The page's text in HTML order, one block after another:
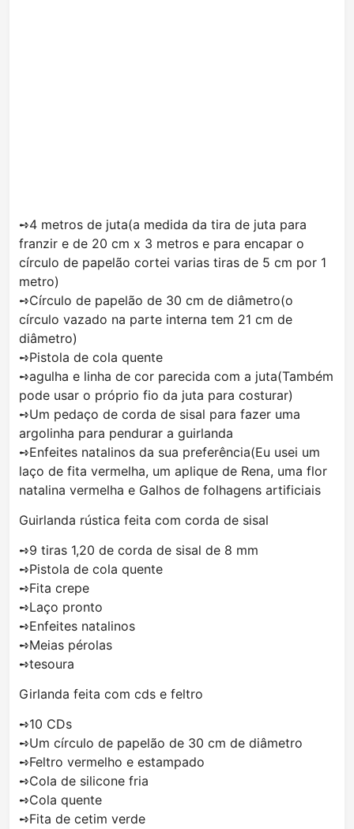
➺4 metros de juta(a medida da tira de juta para
franzir e de 20 cm x 3 metros e para encapar o
círculo de papelão cortei varias tiras de 5 cm por 1
metro)
➺Círculo de papelão de 30 cm de diâmetro(o
círculo vazado na parte interna tem 21 cm de
diâmetro)
➺Pistola de cola quente
➺agulha e linha de cor parecida com a juta(Também
pode usar o próprio fio da juta para costurar)
➺Um pedaço de corda de sisal para fazer uma
argolinha para pendurar a guirlanda
➺Enfeites natalinos da sua preferência(Eu usei um
laço de fita vermelha, um aplique de Rena, uma flor
natalina vermelha e Galhos de folhagens artificiais
Guirlanda rústica feita com corda de sisal
➺9 tiras 1,20 de corda de sisal de 8 mm
➺Pistola de cola quente
➺Fita crepe
➺Laço pronto
➺Enfeites natalinos
➺Meias pérolas
➺tesoura
Girlanda feita com cds e feltro
➺10 CDs
➺Um círculo de papelão de 30 cm de diâmetro
➺Feltro vermelho e estampado
➺Cola de silicone fria
➺Cola quente
➺Fita de cetim verde